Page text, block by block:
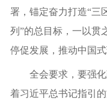
署，锚定奋力打造“三
列”的总目标，一以贯
停促发展，推动中国
全会要求，要强
着习近平总书记指引